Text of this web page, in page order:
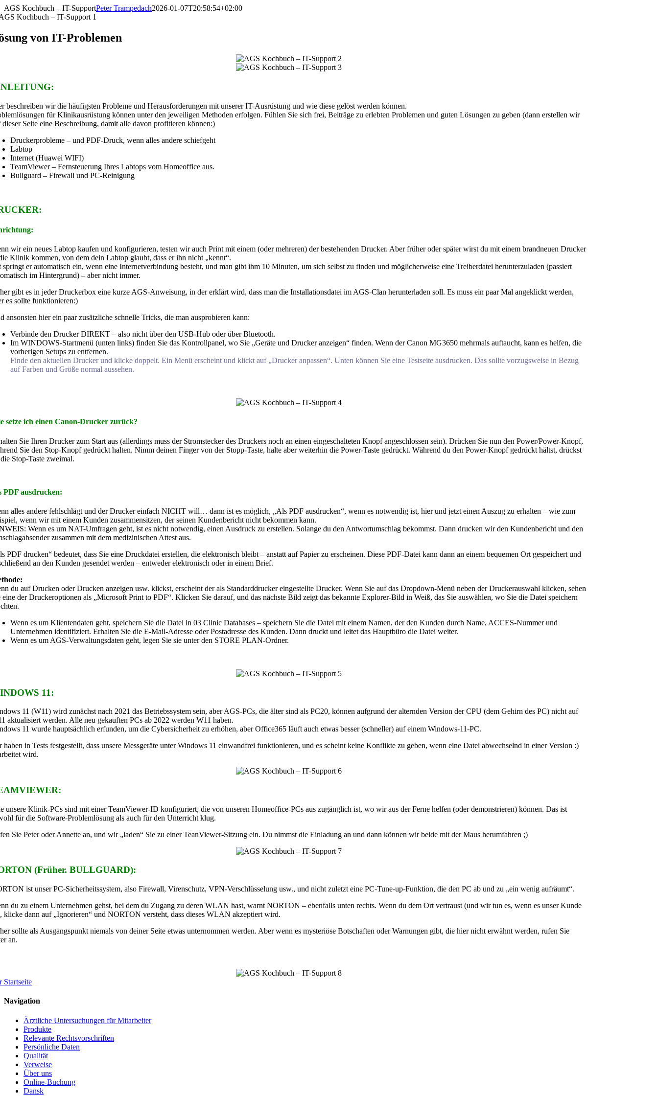
Skip
to
AGS Kochbuch – IT-SupportPeter Trampedach2026-01-07T20:58:54+02:00
von IT-Problemen
beschreiben wir die häufigsten Probleme und Herausforderungen mit unserer IT-Ausrüstung und wie diese gelöst werden können.
für Klinikausrüstung können unter den jeweiligen Methoden erfolgen. Fühlen Sie sich frei, Beiträge zu erlebten Problemen und guten Lösungen zu geben (dann erstellen wir
dieser Seite eine Beschreibung, damit alle davon profitieren können:)
Druckerprobleme – und PDF-Druck, wenn alles andere schiefgeht
Labtop
Internet (Huawei WIFI)
TeamViewer – Fernsteuerung Ihres Labtops vom Homeoffice aus.
Bullguard – Firewall und PC-Reinigung
wir ein neues Labtop kaufen und konfigurieren, testen wir auch Print mit einem (oder mehreren) der bestehenden Drucker. Aber früher oder später wirst du mit einem brandneuen Drucker
Klinik kommen, von dem dein Labtop glaubt, dass er ihn nicht „kennt“.
springt er automatisch ein, wenn eine Internetverbindung besteht, und man gibt ihm 10 Minuten, um sich selbst zu finden und möglicherweise eine Treiberdatei herunterzuladen (passiert
im Hintergrund) – aber nicht immer.
gibt es in jeder Druckerbox eine kurze AGS-Anweisung, in der erklärt wird, dass man die Installationsdatei im AGS-Clan herunterladen soll. Es muss ein paar Mal angeklickt werden,
es sollte funktionieren:)
ansonsten hier ein paar zusätzliche schnelle Tricks, die man ausprobieren kann:
Verbinde den Drucker DIREKT – also nicht über den USB-Hub oder über Bluetooth.
Im WINDOWS-Startmenü (unten links) finden Sie das Kontrollpanel, wo Sie „Geräte und Drucker anzeigen“ finden. Wenn der Canon MG3650 mehrmals auftaucht, kann es helfen, die
vorherigen Setups zu entfernen.
Finde den aktuellen Drucker und klicke doppelt. Ein Menü erscheint und klickt auf „Drucker anpassen“. Unten können Sie eine Testseite ausdrucken. Das sollte vorzugsweise in Bezug
auf Farben und Größe normal aussehen.
setze ich einen Canon-Drucker zurück?
Sie Ihren Drucker zum Start aus (allerdings muss der Stromstecker des Druckers noch an einen eingeschalteten Knopf angeschlossen sein). Drücken Sie nun den Power/Power-Knopf,
Sie den Stop-Knopf gedrückt halten. Nimm deinen Finger von der Stopp-Taste, halte aber weiterhin die Power-Taste gedrückt. Während du den Power-Knopf gedrückt hältst, drückst
Stop-Taste zweimal.
PDF ausdrucken:
alles andere fehlschlägt und der Drucker einfach NICHT will… dann ist es möglich, „Als PDF ausdrucken“, wenn es notwendig ist, hier und jetzt einen Auszug zu erhalten – wie zum
wenn wir mit einem Kunden zusammensitzen, der seinen Kundenbericht nicht bekommen kann.
Wenn es um NAT-Umfragen geht, ist es nicht notwendig, einen Ausdruck zu erstellen. Solange du den Antwortumschlag bekommst. Dann drucken wir den Kundenbericht und den
zusammen mit dem medizinischen Attest aus.
PDF drucken“ bedeutet, dass Sie eine Druckdatei erstellen, die elektronisch bleibt – anstatt auf Papier zu erscheinen. Diese PDF-Datei kann dann an einem bequemen Ort gespeichert und
an den Kunden gesendet werden – entweder elektronisch oder in einem Brief.
du auf Drucken oder Drucken anzeigen usw. klickst, erscheint der als Standarddrucker eingestellte Drucker. Wenn Sie auf das Dropdown-Menü neben der Druckerauswahl klicken, sehen
eine der Druckeroptionen als „Microsoft Print to PDF“. Klicken Sie darauf, und das nächste Bild zeigt das bekannte Explorer-Bild in Weiß, das Sie auswählen, wo Sie die Datei speichern
Wenn es um Klientendaten geht, speichern Sie die Datei in 03 Clinic Databases – speichern Sie die Datei mit einem Namen, der den Kunden durch Name, ACCES-Nummer und
Unternehmen identifiziert. Erhalten Sie die E-Mail-Adresse oder Postadresse des Kunden. Dann druckt und leitet das Hauptbüro die Datei weiter.
Wenn es um AGS-Verwaltungsdaten geht, legen Sie sie unter den STORE PLAN-Ordner.
11:
11 (W11) wird zunächst nach 2021 das Betriebssystem sein, aber AGS-PCs, die älter sind als PC20, können aufgrund der alternden Version der CPU (dem Gehirn des PC) nicht auf
aktualisiert werden. Alle neu gekauften PCs ab 2022 werden W11 haben.
11 wurde hauptsächlich erfunden, um die Cybersicherheit zu erhöhen, aber Office365 läuft auch etwas besser (schneller) auf einem Windows-11-PC.
haben in Tests festgestellt, dass unsere Messgeräte unter Windows 11 einwandfrei funktionieren, und es scheint keine Konflikte zu geben, wenn eine Datei abwechselnd in einer Version :)
wird.
unsere Klinik-PCs sind mit einer TeamViewer-ID konfiguriert, die von unseren Homeoffice-PCs aus zugänglich ist, wo wir aus der Ferne helfen (oder demonstrieren) können. Das ist
für die Software-Problemlösung als auch für den Unterricht klug.
Sie Peter oder Annette an, und wir „laden“ Sie zu einer TeanViewer-Sitzung ein. Du nimmst die Einladung an und dann können wir beide mit der Maus herumfahren ;)
(Früher. BULLGUARD):
ist unser PC-Sicherheitssystem, also Firewall, Virenschutz, VPN-Verschlüsselung usw., und nicht zuletzt eine PC-Tune-up-Funktion, die den PC ab und zu „ein wenig aufräumt“.
du zu einem Unternehmen gehst, bei dem du Zugang zu deren WLAN hast, warnt NORTON – ebenfalls unten rechts. Wenn du dem Ort vertraust (und wir tun es, wenn es unser Kunde
klicke dann auf „Ignorieren“ und NORTON versteht, dass dieses WLAN akzeptiert wird.
sollte als Ausgangspunkt niemals von deiner Seite etwas unternommen werden. Aber wenn es mysteriöse Botschaften oder Warnungen gibt, die hier nicht erwähnt werden, rufen Sie
an.
Startseite
Navigation
Ärztliche Untersuchungen für Mitarbeiter
Produkte
Relevante Rechtsvorschriften
Persönliche Daten
Qualität
Verweise
Über uns
Online-Buchung
Dansk